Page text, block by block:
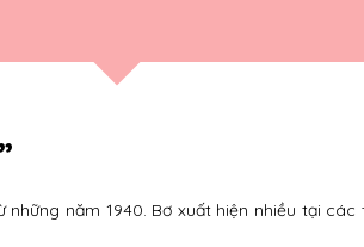
năm 1940. Bơ xuất hiện nhiều tại các